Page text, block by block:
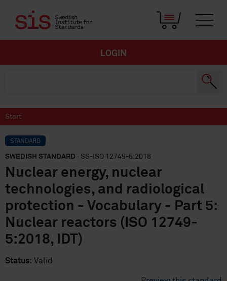
LOGIN
Start
STANDARD
SWEDISH STANDARD · SS-ISO 12749-5:2018
Nuclear energy, nuclear
technologies, and radiological
protection - Vocabulary - Part 5:
Nuclear reactors (ISO 12749-
5:2018, IDT)
Status: Valid